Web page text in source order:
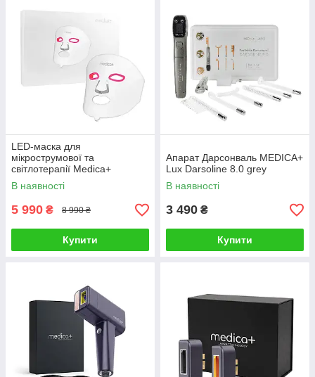
LED-маска для
мікрострумової та
світлотерапії Medica+
LEDMask 8X
В наявності
5 990 ₴ 8 990 ₴
Купити
Апарат Дарсонваль MEDICA+
Lux Darsoline 8.0 grey
В наявності
3 490 ₴
Купити